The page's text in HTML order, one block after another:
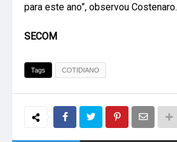
para este ano”, observou Costenaro.
SECOM
Tags COTIDIANO